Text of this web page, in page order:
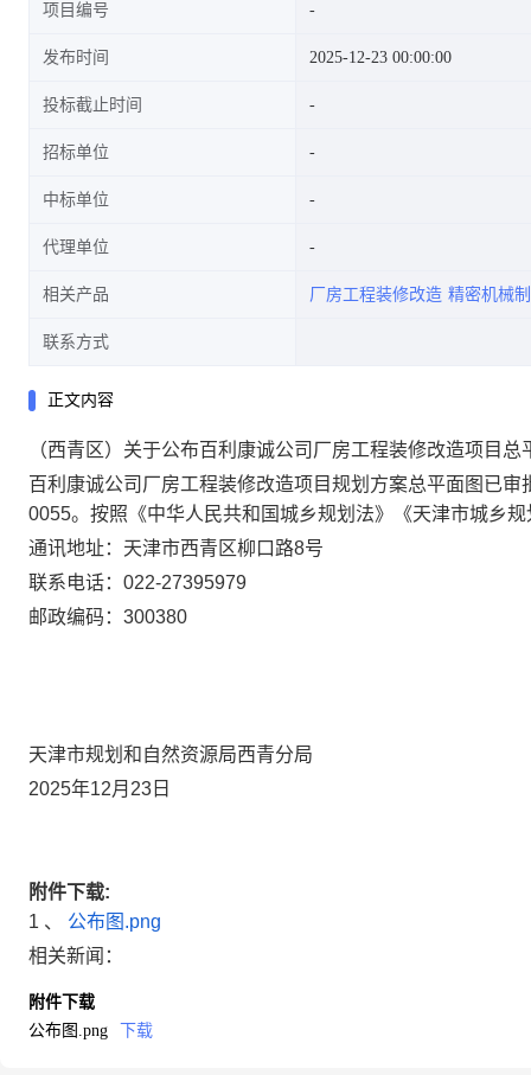
项目编号
发布时间 2025-12-23 00:00:00
投标截止时间
招标单位
中标单位
代理单位
相关产品 厂房工程装修改造 精密机械
联系方式
正文内容
（西青区）关于公布百利康诚公司厂房工程装修改造项目总
百利康诚公司厂房工程装修改造项目规划方案总平面图已
0055。按照《中华人民共和国城乡规划法》《天津市城乡
通讯地址：天津市西青区柳口路8号
联系电话：022-27395979
邮政编码：300380
天津市规划和自然资源局西青分局
2025年12月23日
附件下载:
1 、 公布图.png
相关新闻：
附件下载
公布图.png
下载